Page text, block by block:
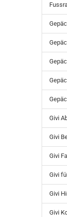
Givi
Givi
Givi
Givi
Givi
Givi